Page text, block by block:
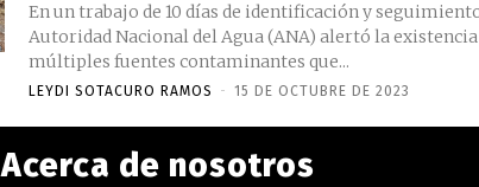
En un trabajo de 10 días de identificación y
Autoridad Nacional del Agua (ANA) alertó la existencia
múltiples fuentes contaminantes que...
LEYDI SOTACURO RAMOS - 15 DE OCTUBRE DE 2023
Acerca de nosotros